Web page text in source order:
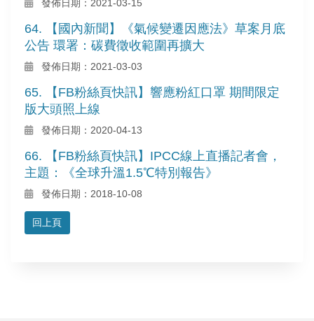
發佈日期：2021-03-15
64. 【國內新聞】《氣候變遷因應法》草案月底
公告 環署：碳費徵收範圍再擴大
發佈日期：2021-03-03
65. 【FB粉絲頁快訊】響應粉紅口罩 期間限定
版大頭照上線
發佈日期：2020-04-13
66. 【FB粉絲頁快訊】IPCC線上直播記者會，
主題：《全球升溫1.5℃特別報告》
發佈日期：2018-10-08
回上頁